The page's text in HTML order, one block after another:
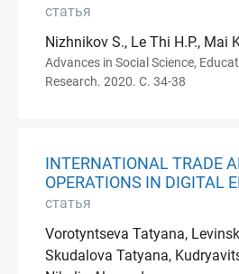
статья
Nizhnikov S., Le Thi H.P., Mai
Advances in Social Science,
Research. 2020. С. 34-38
INTERNATIONAL TRADE
OPERATIONS IN DIGITAL
статья
Vorotyntseva Tatyana,
Skudalova Tatyana,